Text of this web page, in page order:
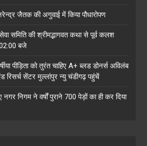
जैतक की अगुवाई में किया पौधारोपण
समिति की श्रीमद्भागवत कथा से पूर्व कलश
बजे
पीड़िता को तुरंत चाहिए A+ ब्लड डोनर्स अविलंब
रिसर्च सेंटर मुल्लांपुर न्यु चंडीगढ़ पहुंचें
निगम ने वर्षों पुराने 700 पेड़ों का ही कर दिया